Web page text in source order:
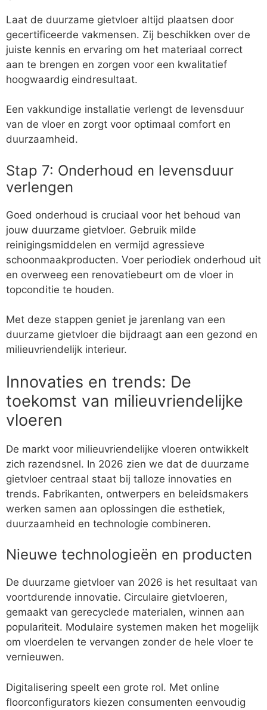
Laat de duurzame gietvloer altijd plaatsen door
gecertificeerde vakmensen. Zij beschikken over de
juiste kennis en ervaring om het materiaal correct
aan te brengen en zorgen voor een kwalitatief
hoogwaardig eindresultaat.
Een vakkundige installatie verlengt de levensduur
van de vloer en zorgt voor optimaal comfort en
duurzaamheid.
Stap 7: Onderhoud en levensduur
verlengen
Goed onderhoud is cruciaal voor het behoud van
jouw duurzame gietvloer. Gebruik milde
reinigingsmiddelen en vermijd agressieve
schoonmaakproducten. Voer periodiek onderhoud uit
en overweeg een renovatiebeurt om de vloer in
topconditie te houden.
Met deze stappen geniet je jarenlang van een
duurzame gietvloer die bijdraagt aan een gezond en
milieuvriendelijk interieur.
Innovaties en trends: De
toekomst van milieuvriendelijke
vloeren
De markt voor milieuvriendelijke vloeren ontwikkelt
zich razendsnel. In 2026 zien we dat de duurzame
gietvloer centraal staat bij talloze innovaties en
trends. Fabrikanten, ontwerpers en beleidsmakers
werken samen aan oplossingen die esthetiek,
duurzaamheid en technologie combineren.
Nieuwe technologieën en producten
De duurzame gietvloer van 2026 is het resultaat van
voortdurende innovatie. Circulaire gietvloeren,
gemaakt van gerecyclede materialen, winnen aan
populariteit. Modulaire systemen maken het mogelijk
om vloerdelen te vervangen zonder de hele vloer te
vernieuwen.
Digitalisering speelt een grote rol. Met online
floorconfigurators kiezen consumenten eenvoudig